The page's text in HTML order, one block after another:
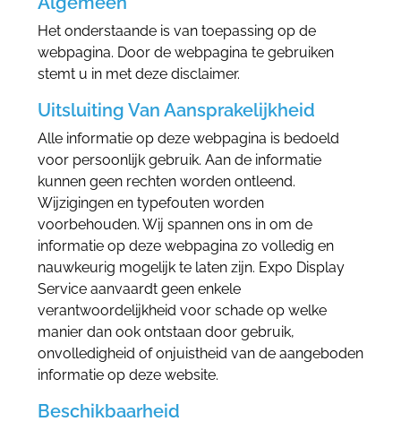
Het onderstaande is van toepassing op de
webpagina. Door de webpagina te gebruiken
stemt u in met deze disclaimer.
Uitsluiting Van Aansprakelijkheid
Alle informatie op deze webpagina is bedoeld
voor persoonlijk gebruik. Aan de informatie
kunnen geen rechten worden ontleend.
Wijzigingen en typefouten worden
voorbehouden. Wij spannen ons in om de
informatie op deze webpagina zo volledig en
nauwkeurig mogelijk te laten zijn. Expo Display
Service aanvaardt geen enkele
verantwoordelijkheid voor schade op welke
manier dan ook ontstaan door gebruik,
onvolledigheid of onjuistheid van de aangeboden
informatie op deze website.
Beschikbaarheid